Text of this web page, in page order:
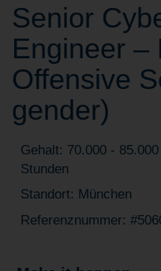
Senior
Engineer –
Offensive
gender)
Gehalt: 70.000 -
Stunden
Standort: München
Referenznummer: